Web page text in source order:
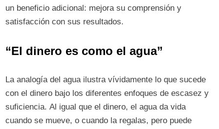
un beneficio adicional: mejora su comprensión y
satisfacción con sus resultados.
“El dinero es como el agua”
La analogía del agua ilustra vívidamente lo que sucede
con el dinero bajo los diferentes enfoques de escasez y
suficiencia. Al igual que el dinero, el agua da vida
cuando se mueve, o cuando la regalas, pero puede